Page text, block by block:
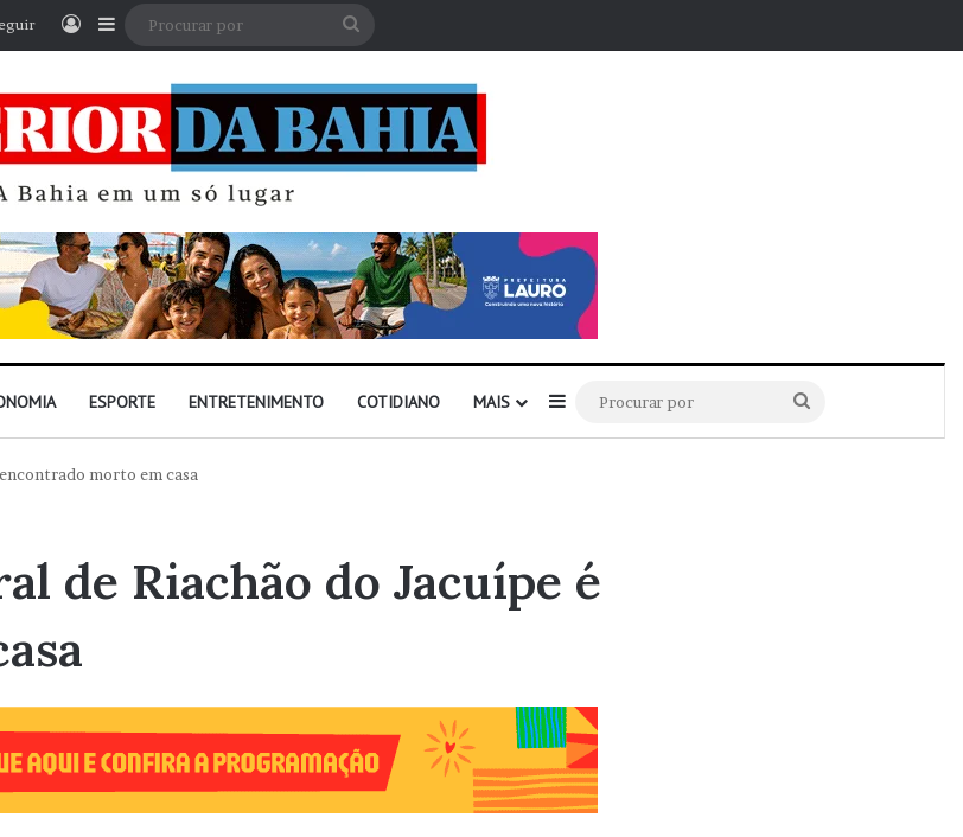
EntrarBarra Lateral
ESPORTE ENTRETENIMENTO COTIDIANO MAIS Barra Lateral
por
morto em casa
de Riachão do Jacuípe é